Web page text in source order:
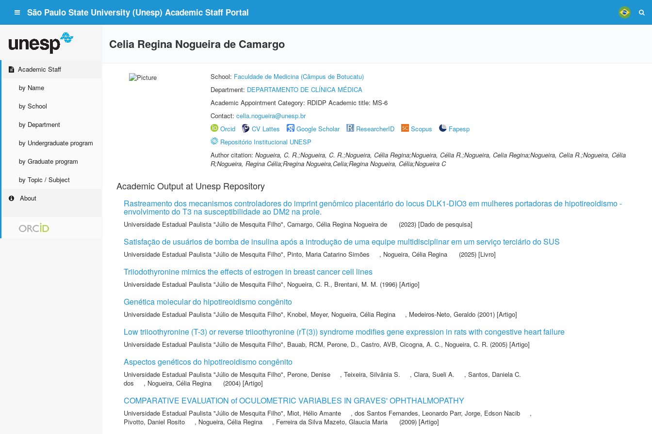
São Paulo State University (Unesp) Academic Staff Portal
Academic Staff
by Name
by School
by Department
by Undergraduate program
by Graduate program
by Topic / Subject
About
Celia Regina Nogueira de Camargo
School: Faculdade de Medicina (Câmpus de Botucatu)
Department: DEPARTAMENTO DE CLÍNICA MÉDICA
Academic Appointment Category: RDIDP Academic title: MS-6
Contact: celia.nogueira@unesp.br
Orcid
CV Lattes Google Scholar ResearcherID Scopus
Fapesp
Repositório Institucional UNESP
Author citation: Nogueira, C. R.;Nogueira, C. R.;Nogueira, Célia Regina;Nogueira, Célia R.;Nogueira, Celia Regina;Nogueira, Celia R.;Nogueira, Célia
R;Nogueira, Regina Célia;Rregina Nogueira,Celia;Regina Nogueira, Célia;Nogueira C
Academic Output at Unesp Repository
Rastreamento dos mecanismos controladores do imprint genômico placentário do locus DLK1-DIO3 em mulheres portadoras de hipotireoidismo -
envolvimento do T3 na susceptibilidade ao DM2 na prole.
Universidade Estadual Paulista "Júlio de Mesquita Filho", Camargo, Célia Regina Nogueira de (2023) [Dado de pesquisa]
Satisfação de usuários de bomba de insulina após a introdução de uma equipe multidisciplinar em um serviço terciário do SUS
Universidade Estadual Paulista "Júlio de Mesquita Filho", Pinto, Maria Catarino Simões , Nogueira, Célia Regina (2025) [Livro]
Triiodothyronine mimics the effects of estrogen in breast cancer cell lines
Universidade Estadual Paulista "Júlio de Mesquita Filho", Nogueira, C. R., Brentani, M. M. (1996) [Artigo]
Genética molecular do hipotireoidismo congênito
Universidade Estadual Paulista "Júlio de Mesquita Filho", Knobel, Meyer, Nogueira, Célia Regina , Medeiros-Neto, Geraldo (2001) [Artigo]
Low triioothyronine (T-3) or reverse triioothyronine (rT(3)) syndrome modifies gene expression in rats with congestive heart failure
Universidade Estadual Paulista "Júlio de Mesquita Filho", Bauab, RCM, Perone, D., Castro, AVB, Cicogna, A. C., Nogueira, C. R. (2005) [Artigo]
Aspectos genéticos do hipotireoidismo congênito
Universidade Estadual Paulista "Júlio de Mesquita Filho", Perone, Denise , Teixeira, Silvânia S. , Clara, Sueli A. , Santos, Daniela C.
dos
, Nogueira, Célia Regina (2004) [Artigo]
COMPARATIVE EVALUATION of OCULOMETRIC VARIABLES IN GRAVES' OPHTHALMOPATHY
Universidade Estadual Paulista "Júlio de Mesquita Filho", Miot, Hélio Amante , dos Santos Fernandes, Leonardo Parr, Jorge, Edson Nacib
,
Pivotto, Daniel Rosito
, Nogueira, Célia Regina , Ferreira da Silva Mazeto, Glaucia Maria (2009) [Artigo]